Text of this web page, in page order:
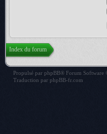
Index du forum
Propulsé par phpBB® Forum Software
Traduction par phpBB-fr.com